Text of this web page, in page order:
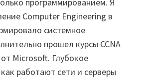
Computer Engineering в
системное
прошел курсы CCNA
от Microsoft. Глубокое
работают сети и серверы